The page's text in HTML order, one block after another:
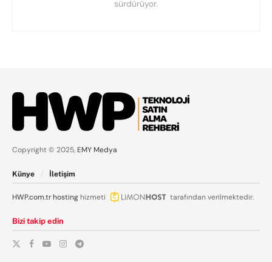
sürdürüyor.
Copyright © 2025, EMY Medya
Künye İletişim
HWP.com.trhosting hizmeti tarafından verilmektedir.
Bizi takip edin